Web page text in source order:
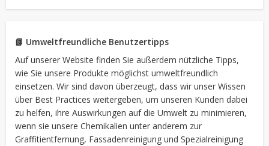
📗 Umweltfreundliche Benutzertipps
Auf unserer Website finden Sie außerdem nützliche Tipps,
wie Sie unsere Produkte möglichst umweltfreundlich
einsetzen. Wir sind davon überzeugt, dass wir unser Wissen
über Best Practices weitergeben, um unseren Kunden dabei
zu helfen, ihre Auswirkungen auf die Umwelt zu minimieren,
wenn sie unsere Chemikalien unter anderem zur
Graffitientfernung, Fassadenreinigung und Spezialreinigung